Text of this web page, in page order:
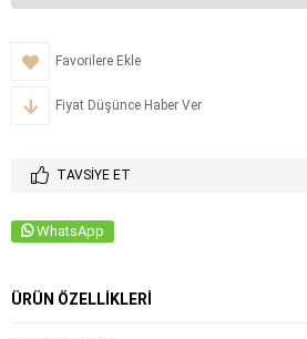
Favorilere Ekle
Fiyat Düşünce Haber Ver
TAVSIYE ET
WhatsApp
ÜRÜN ÖZELLIKLERI